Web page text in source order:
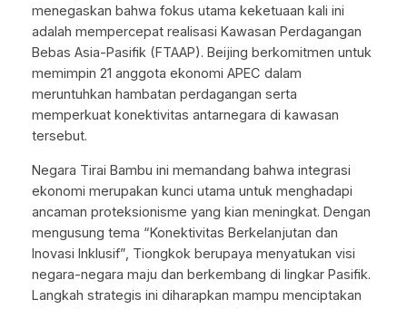
menegaskan bahwa fokus utama keketuaan kali ini
adalah mempercepat realisasi Kawasan Perdagangan
Bebas Asia-Pasifik (FTAAP). Beijing berkomitmen untuk
memimpin 21 anggota ekonomi APEC dalam
meruntuhkan hambatan perdagangan serta
memperkuat konektivitas antarnegara di kawasan
tersebut.
Negara Tirai Bambu ini memandang bahwa integrasi
ekonomi merupakan kunci utama untuk menghadapi
ancaman proteksionisme yang kian meningkat. Dengan
mengusung tema “Konektivitas Berkelanjutan dan
Inovasi Inklusif”, Tiongkok berupaya menyatukan visi
negara-negara maju dan berkembang di lingkar Pasifik.
Langkah strategis ini diharapkan mampu menciptakan